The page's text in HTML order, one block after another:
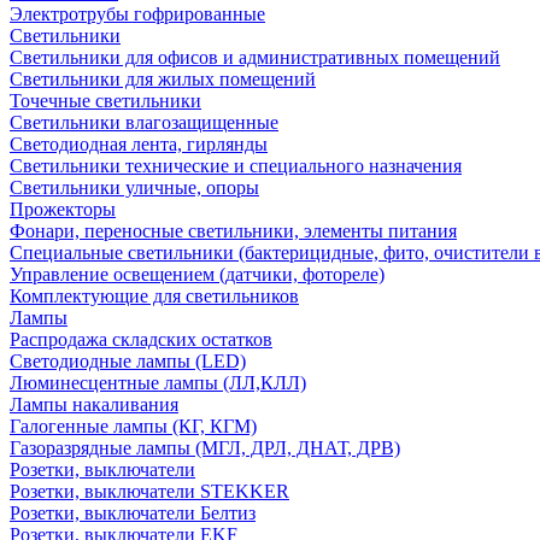
Электротрубы гофрированные
Светильники
Светильники для офисов и административных помещений
Светильники для жилых помещений
Точечные светильники
Светильники влагозащищенные
Светодиодная лента, гирлянды
Светильники технические и специального назначения
Светильники уличные, опоры
Прожекторы
Фонари, переносные светильники, элементы питания
Специальные светильники (бактерицидные, фито, очистители
Управление освещением (датчики, фотореле)
Комплектующие для светильников
Лампы
Распродажа складских остатков
Светодиодные лампы (LED)
Люминесцентные лампы (ЛЛ,КЛЛ)
Лампы накаливания
Галогенные лампы (КГ, КГМ)
Газоразрядные лампы (МГЛ, ДРЛ, ДНАТ, ДРВ)
Розетки, выключатели
Розетки, выключатели STEKKER
Розетки, выключатели Белтиз
Розетки, выключатели EKF